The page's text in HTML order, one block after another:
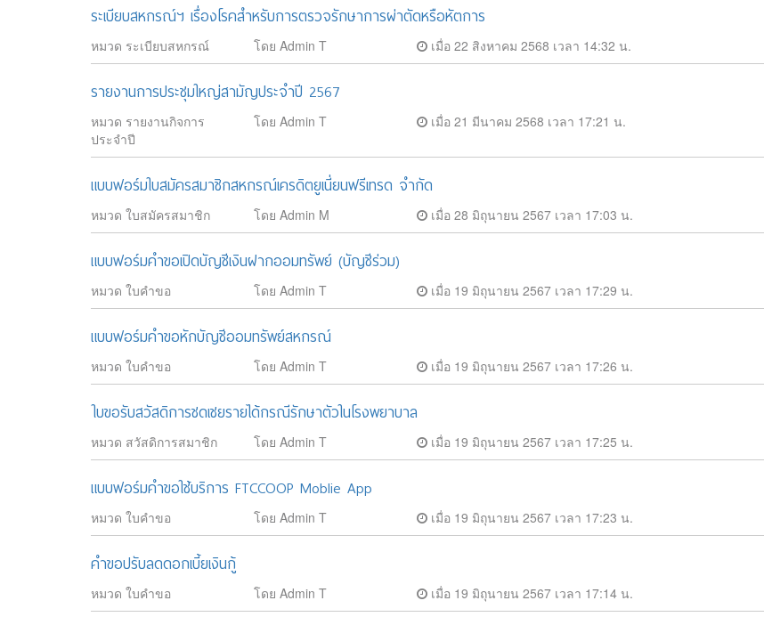
ระเบียบสหกรณ์ฯ เรื่องโรคสำหรับการตรวจรักษาการผ่าตัดหรือหัตการ
หมวด ระเบียบสหกรณ์ โดย Admin T เมื่อ 22 สิงหาคม 2568 เวลา 14:32 น.
รายงานการประชุมใหญ่สามัญประจำปี 2567
หมวด รายงานกิจการ
ประจำปี
โดย Admin T เมื่อ 21 มีนาคม 2568 เวลา 17:21 น.
แบบฟอร์มใบสมัครสมาชิกสหกรณ์เครดิตยูเนี่ยนฟรีเทรด จำกัด
หมวด ใบสมัครสมาชิก โดย Admin M เมื่อ 28 มิถุนายน 2567 เวลา 17:03 น.
แบบฟอร์มคำขอเปิดบัญชีเงินฝากออมทรัพย์ (บัญชีร่วม)
หมวด ใบคำขอ โดย Admin T เมื่อ 19 มิถุนายน 2567 เวลา 17:29 น.
แบบฟอร์มคำขอหักบัญชีออมทรัพย์สหกรณ์
หมวด ใบคำขอ โดย Admin T เมื่อ 19 มิถุนายน 2567 เวลา 17:26 น.
ใบขอรับสวัสดิการชดเชยรายได้กรณีรักษาตัวในโรงพยาบาล
หมวด สวัสดิการสมาชิก โดย Admin T เมื่อ 19 มิถุนายน 2567 เวลา 17:25 น.
แบบฟอร์มคําขอใช้บริการ FTCCOOP Moblie App
หมวด ใบคำขอ โดย Admin T เมื่อ 19 มิถุนายน 2567 เวลา 17:23 น.
คำขอปรับลดดอกเบี้ยเงินกู้
หมวด ใบคำขอ โดย Admin T เมื่อ 19 มิถุนายน 2567 เวลา 17:14 น.